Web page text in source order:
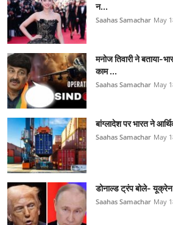
न...
Saahas Samachar May
मनोज तिवारी ने बताया-
काम ...
Saahas Samachar May
बांग्लादेश पर भारत ने
Saahas Samachar May
डोनाल्ड ट्रंप बोले-
Saahas Samachar May